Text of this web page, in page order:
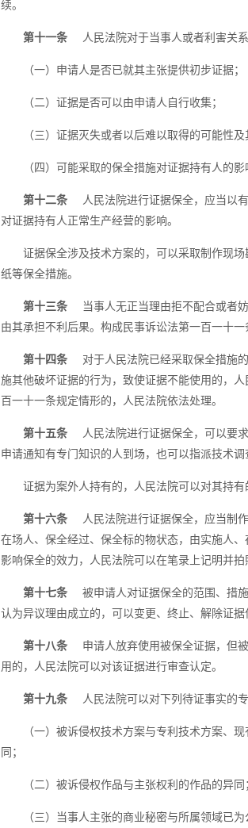
续。
第十一条 人民法院对于当事人或者利害关
（一）申请人是否已就其主张提供初步证据；
（二）证据是否可以由申请人自行收集；
（三）证据灭失或者以后难以取得的可能性
（四）可能采取的保全措施对证据持有人的影
第十二条
人民法院进行证据保全，应当以
对证据持有人正常生产经营的影响。
证据保全涉及技术方案的，可以采取制作现
纸等保全措施。
第十三条
当事人无正当理由拒不配合或者
由其承担不利后果。构成民事诉讼法第一百一十一
第十四条
对于人民法院已经采取保全措施
施其他破坏证据的行为，致使证据不能使用的，
百一十一条规定情形的，人民法院依法处理。
第十五条
人民法院进行证据保全，可以要
申请通知有专门知识的人到场，也可以指派技术调
证据为案外人持有的，人民法院可以对其持有
第十六条
人民法院进行证据保全，应当制
在场人、保全经过、保全标的物状态，由实施人
影响保全的效力，人民法院可以在笔录上记明并拍
第十七条
被申请人对证据保全的范围、措
认为异议理由成立的，可以变更、终止、解除证据
第十八条
申请人放弃使用被保全证据，但
用的，人民法院可以对该证据进行审查认定。
第十九条 人民法院可以对下列待证事实的
（一）被诉侵权技术方案与专利技术方案、
同；
（二）被诉侵权作品与主张权利的作品的异同；
（三）当事人主张的商业秘密与所属领域已